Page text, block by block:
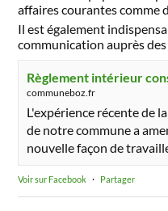
affaires courantes comme
Il est également
communication auprès
Règlement intérieur
communeboz.fr
L'expérience récente de
de notre commune a
nouvelle façon de
Voir sur Facebook · Partager